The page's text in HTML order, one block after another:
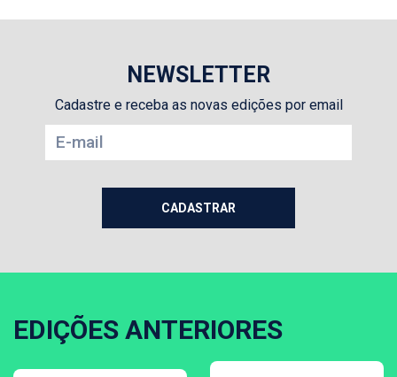
NEWSLETTER
Cadastre e receba as novas edições por email
EDIÇÕES ANTERIORES